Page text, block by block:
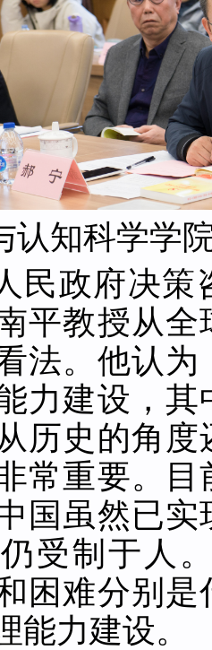
认知科学学
民政府决
平教授从
法。他认
力建设，
历史的角
常重要。
国虽然已
受制于人
困难分别
能力建设。